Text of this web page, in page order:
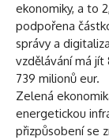
ekonomiky, a to
podpořena
správy a
vzdělávání má jít
739 milionů eur.
Zelená
energetickou
přizpůsobení se